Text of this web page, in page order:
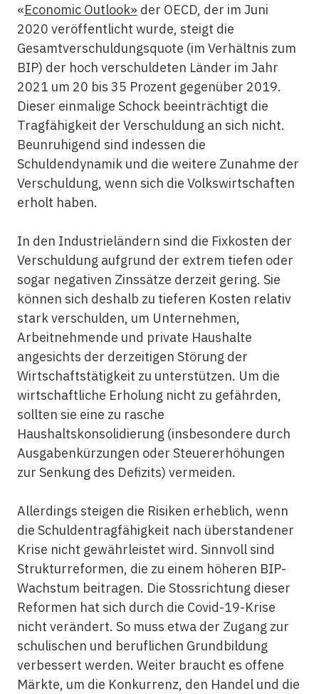
«Economic Outlook» der OECD, der im Juni
2020 veröffentlicht wurde, steigt die
Gesamtverschuldungsquote (im Verhältnis zum
BIP) der hoch verschuldeten Länder im Jahr
2021 um 20 bis 35 Prozent gegenüber 2019.
Dieser einmalige Schock beeinträchtigt die
Tragfähigkeit der Verschuldung an sich nicht.
Beunruhigend sind indessen die
Schuldendynamik und die weitere Zunahme der
Verschuldung, wenn sich die Volkswirtschaften
erholt haben.
In den Industrieländern sind die Fixkosten der
Verschuldung aufgrund der extrem tiefen oder
sogar negativen Zinssätze derzeit gering. Sie
können sich deshalb zu tieferen Kosten relativ
stark verschulden, um Unternehmen,
Arbeitnehmende und private Haushalte
angesichts der derzeitigen Störung der
Wirtschaftstätigkeit zu unterstützen. Um die
wirtschaftliche Erholung nicht zu gefährden,
sollten sie eine zu rasche
Haushaltskonsolidierung (insbesondere durch
Ausgabenkürzungen oder Steuererhöhungen
zur Senkung des Defizits) vermeiden.
Allerdings steigen die Risiken erheblich, wenn
die Schuldentragfähigkeit nach überstandener
Krise nicht gewährleistet wird. Sinnvoll sind
Strukturreformen, die zu einem höheren BIP-
Wachstum beitragen. Die Stossrichtung dieser
Reformen hat sich durch die Covid-19-Krise
nicht verändert. So muss etwa der Zugang zur
schulischen und beruflichen Grundbildung
verbessert werden. Weiter braucht es offene
Märkte, um die Konkurrenz, den Handel und die